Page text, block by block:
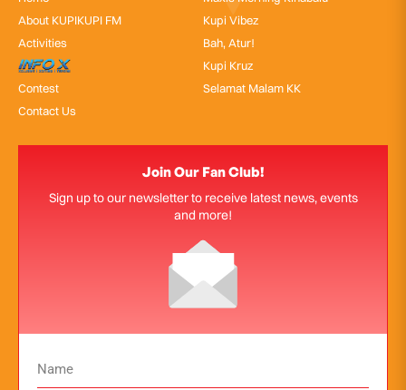
About KUPIKUPI FM
Activities
InfoX
Contest
Contact Us
Kupi Vibez
Bah, Atur!
Kupi Kruz
Selamat Malam KK
Join Our Fan Club!
Sign up to our newsletter to receive latest news, events
and more!